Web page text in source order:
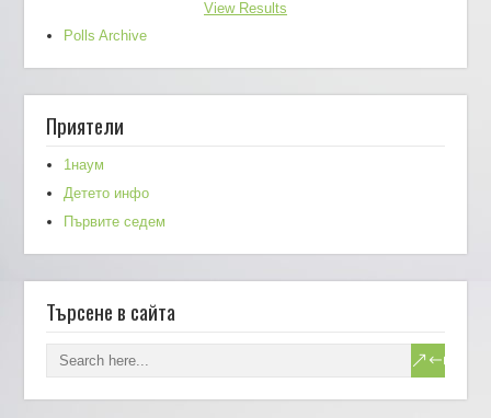
View Results
Polls Archive
Приятели
1наум
Детето инфо
Първите седем
Търсене в сайта